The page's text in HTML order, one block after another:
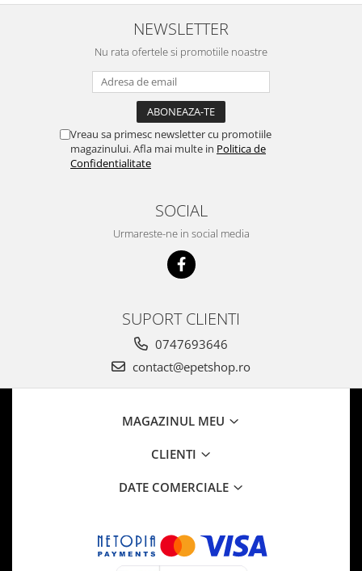
nu o mananca cu placere. Eu
sunt multumit si voi continua cuNEWSLETTER
Nu rata ofertele si promotiile noastre
Vreau sa primesc newsletter cu promotiile
magazinului. Afla mai multe in Politica de
Confidentialitate
SOCIAL
Urmareste-ne in social media
SUPORT CLIENTI
0747693646
contact@epetshop.ro
MAGAZINUL MEU
CLIENTI
DATE COMERCIALE